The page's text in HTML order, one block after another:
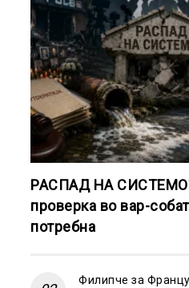
РАСПАД НА
проверка во вар-
потребна
Филипче за